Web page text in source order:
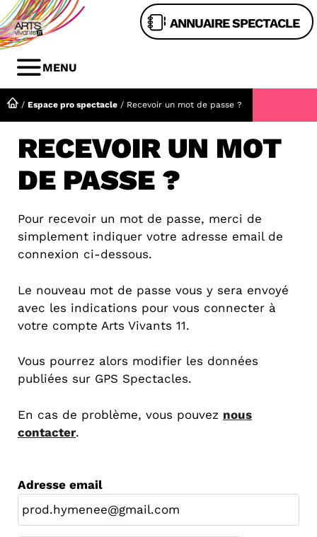
Aller
au
contenu
ANNUAIRE SPECTACLE
MENU
MENU
/ Espace pro spectacle / Recevoir un mot de passe ?
RECEVOIR UN MOT
DE PASSE ?
Pour recevoir un mot de passe, merci de
simplement indiquer votre adresse email de
connexion ci-dessous.
Le nouveau mot de passe vous y sera envoyé
avec les indications pour vous connecter à
votre compte Arts Vivants 11.
Vous pourrez alors modifier les données
publiées sur GPS Spectacles.
En cas de problème, vous pouvez nous
contacter.
Adresse email